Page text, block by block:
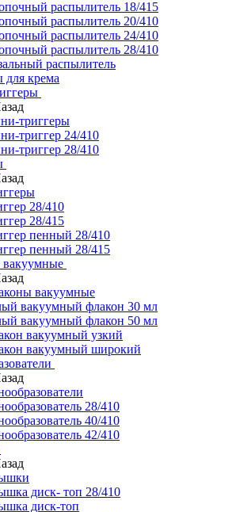
распылитель 18/415
распылитель 20/410
распылитель 24/410
распылитель 28/410
распылитель
для крема
триггеры
триггер 24/410
триггер 28/410
28/410
28/415
пенный 28/410
пенный 28/415
вакуумные
вакуумный флакон 30 мл
вакуумный флакон 50 мл
вакуумный узкий
вакуумный широкий
28/410
40/410
42/410
диск- топ 28/410
диск-топ